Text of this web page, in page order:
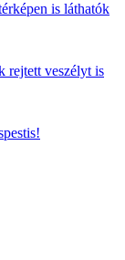
is láthatók
rejtett veszélyt is